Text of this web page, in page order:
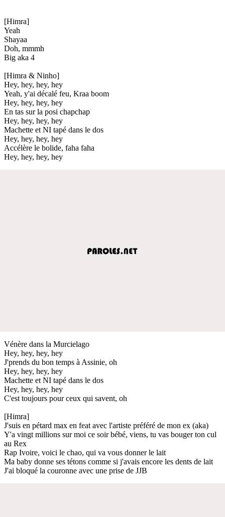
[Himra]
Yeah
Shayaa
Doh, mmmh
Big aka 4
[Himra & Ninho]
Hey, hey, hey, hey
Yeah, y'ai décalé feu, Kraa boom
Hey, hey, hey, hey
En tas sur la posi chapchap
Hey, hey, hey, hey
Machette et NI tapé dans le dos
Hey, hey, hey, hey
Accélère le bolide, faha faha
Hey, hey, hey, hey
Vénère dans la Murcielago
Hey, hey, hey, hey
J'prends du bon temps à Assinie, oh
Hey, hey, hey, hey
Machette et NI tapé dans le dos
Hey, hey, hey, hey
C'est toujours pour ceux qui savent, oh
[Himra]
J'suis en pétard max en feat avec l'artiste préféré de mon ex (aka)
Y'a vingt millions sur moi ce soir bébé, viens, tu vas bouger ton cul
au Rex
Rap Ivoire, voici le chao, qui va vous donner le lait
Ma baby donne ses tétons comme si j'avais encore les dents de lait
J'ai bloqué la couronne avec une prise de JJB